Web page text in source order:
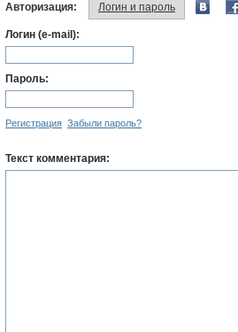
Авторизация: Логин и пароль
Логин (e-mail):
Пароль:
Регистрация Забыли пароль?
Текст комментария: